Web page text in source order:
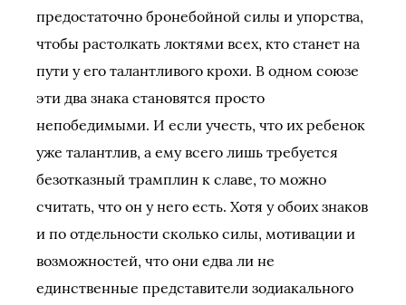
предостаточно бронебойной силы и упорства,
чтобы растолкать локтями всех, кто станет на
пути у его талантливого крохи. В одном союзе
эти два знака становятся просто
непобедимыми. И если учесть, что их ребенок
уже талантлив, а ему всего лишь требуется
безотказный трамплин к славе, то можно
считать, что он у него есть. Хотя у обоих знаков
и по отдельности сколько силы, мотивации и
возможностей, что они едва ли не
единственные представители зодиакального